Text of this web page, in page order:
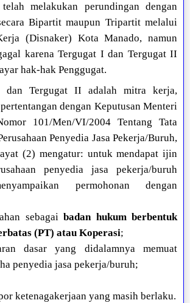
telah melakukan perundingan dengan
Bipartit maupun Tripartit melalui
(Disnaker) Kota Manado, namun
karena Tergugat I dan Tergugat II
hak-hak Penggugat.
dan Tergugat II adalah mitra kerja,
dengan Keputusan Menteri
101/Men/VI/2004 Tentang Tata
Penyedia Jasa Pekerja/Buruh,
(2) mengatur: untuk mendapat ijin
penyedia jasa pekerja/buruh
permohonan dengan
sebagaibadan hukum berbentuk
(PT) atau Koperasi;
dasar yang didalamnya memuat
penyedia jasa pekerja/buruh;
ketenagakerjaan yang masih berlaku.